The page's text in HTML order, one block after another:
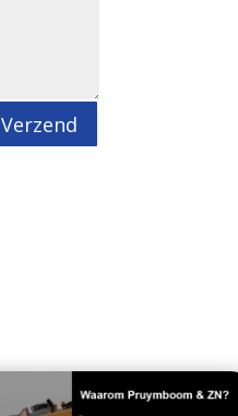
Verzend